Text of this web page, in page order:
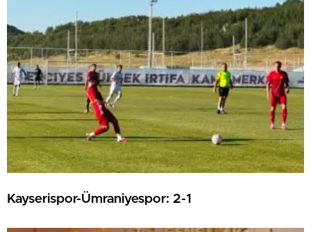
Kayserispor-Ümraniyespor: 2-1